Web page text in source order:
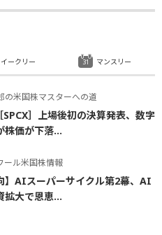
の米国株マスターへの道
SPCX］上場後初の決算発表、数字
株価が下落...
ール米国株情報
】AIスーパーサイクル第2幕、AI
拡大で恩恵...
ークリー マンスリー